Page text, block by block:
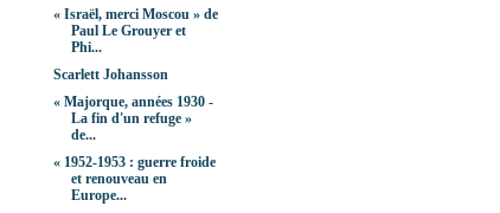
« Israël, merci Moscou » de
Paul Le Grouyer et
Phi...
Scarlett Johansson
« Majorque, années 1930 -
La fin d'un refuge »
de...
« 1952-1953 : guerre froide
et renouveau en
Europe...